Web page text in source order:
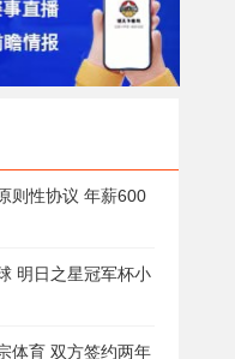
则性协议 年薪600
明日之星冠军杯小
体育 双方签约两年